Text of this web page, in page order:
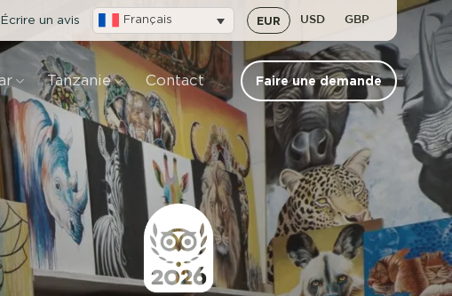
Écrire un avis Français EUR USD GBP
Tanzanie Contact Faire une demande